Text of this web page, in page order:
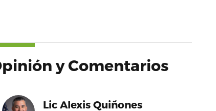
y Comentarios
Lic Alexis Quiñones